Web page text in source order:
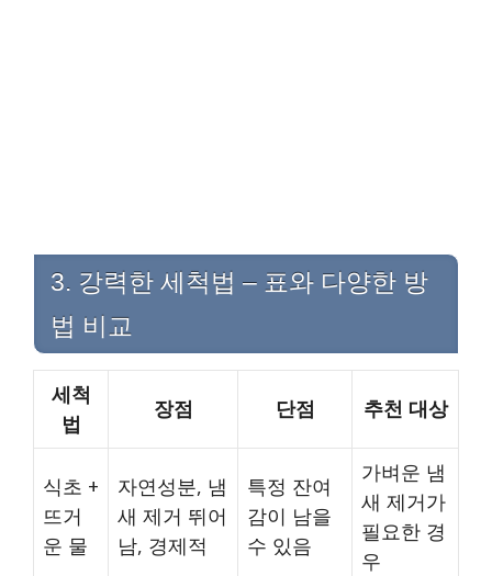
3. 강력한 세척법 – 표와 다양한 방
법 비교
세척
법
장점 단점 추천 대상
식초 +
뜨거
운 물
자연성분, 냄
새 제거 뛰어
남, 경제적
특정 잔여
감이 남을
수 있음
가벼운 냄
새 제거가
필요한 경
우